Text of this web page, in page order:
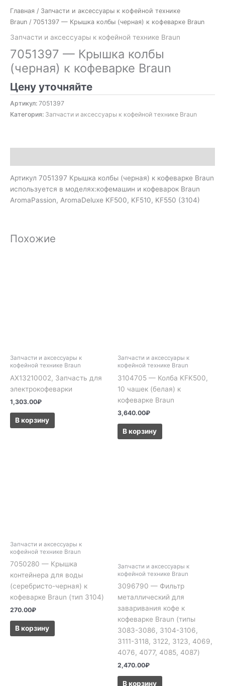
Главная / Запчасти и аксессуары к кофейной технике
Braun / 7051397 — Крышка колбы (черная) к кофеварке Braun
Запчасти и аксессуары к кофейной технике Braun
7051397 — Крышка колбы
(черная) к кофеварке Braun
Цену уточняйте
Артикул: 7051397
Категория: Запчасти и аксессуары к кофейной технике Braun
Артикул 7051397 Крышка колбы (черная) к кофеварке Braun
используется в моделях:кофемашин и кофеварок Braun
AromaPassion, AromaDeluxe KF500, KF510, KF550 (3104)
Похожие
Запчасти и аксессуары к
кофейной технике Braun
AX13210002, Запчасть для
электрокофеварки
1,303.00₽
В корзину
Запчасти и аксессуары к
кофейной технике Braun
3104705 — Колба KFK500,
10 чашек (белая) к
кофеварке Braun
3,640.00₽
В корзину
Запчасти и аксессуары к
кофейной технике Braun
7050280 — Крышка
контейнера для воды
(серебристо-черная) к
кофеварке Braun (тип 3104)
270.00₽
В корзину
Запчасти и аксессуары к
кофейной технике Braun
3096790 — Фильтр
металлический для
заваривания кофе к
кофеварке Braun (типы
3083-3086, 3104-3106,
3111-3118, 3122, 3123, 4069,
4076, 4077, 4085, 4087)
2,470.00₽
В корзину